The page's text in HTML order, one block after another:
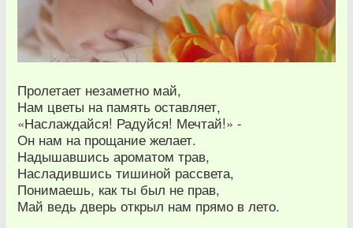
Пролетает незаметно май,
Нам цветы на память оставляет,
«Наслаждайся! Радуйся! Мечтай!» -
Он нам на прощание желает.
Надышавшись ароматом трав,
Насладившись тишиной рассвета,
Понимаешь, как ты был не прав,
Май ведь дверь открыл нам прямо в лето.